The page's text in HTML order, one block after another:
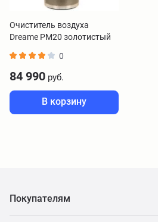
Очиститель воздуха
Dreame PM20 золотистый
0
84 990 руб.
В корзину
Покупателям